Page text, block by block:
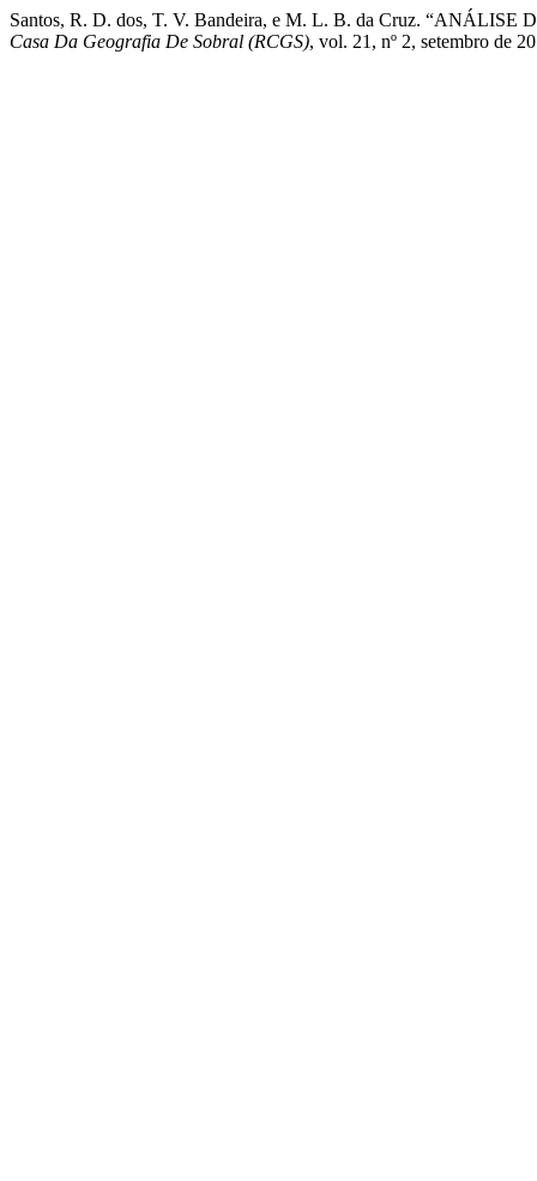
Santos, R. D. dos, T. V. Bandeira, e M. L. B. da Cruz.
Casa Da Geografia De Sobral (RCGS), vol. 21, nº 2, setembro de